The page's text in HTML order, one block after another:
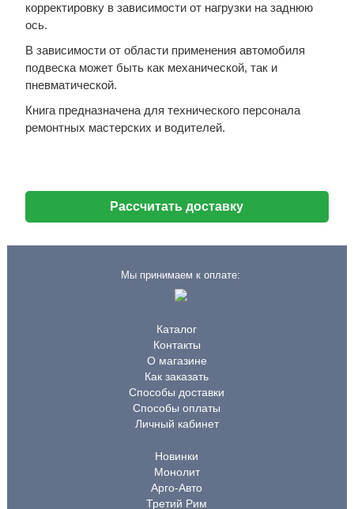
корректировку в зависимости от нагрузки на заднюю
ось.
В зависимости от области применения автомобиля
подвеска может быть как механической, так и
пневматической.
Книга предназначена для технического персонала
ремонтных мастерских и водителей.
Рассчитать доставку
Мы принимаем к оплате:
Каталог
Контакты
О магазине
Как заказать
Способы доставки
Способы оплаты
Личный кабинет
Новинки
Монолит
Арго-Авто
Третий Рим